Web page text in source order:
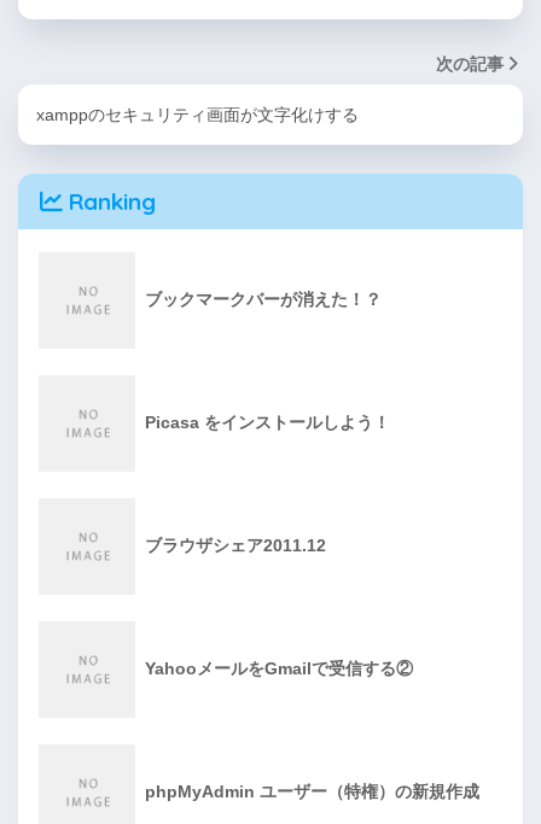
次の記事
xamppのセキュリティ画面が文字化けする
Ranking
ブックマークバーが消えた！？
Picasa をインストールしよう！
ブラウザシェア2011.12
YahooメールをGmailで受信する②
phpMyAdmin ユーザー（特権）の新規作成